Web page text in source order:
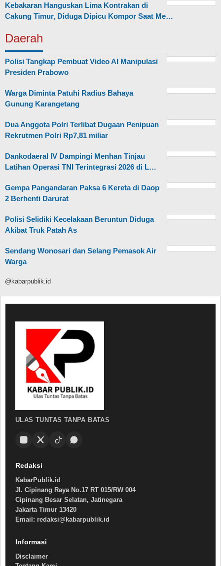
Kebakaran Hanguskan Lima Kontrakan di
Cakung Timur, Diduga Dipicu Kompor Saat Me…
Daerah
Polisi Tangkap Pembuat Video AI Manipulasi
Presiden Prabowo
Warga Diminta Patuhi Radius Bahaya
Gunung Karangetang
Dua Anggota Polri Terlibat Dugaan Penipuan
Rekrutmen Polri Rp7,81 miliar
Dankodaeral IV Dampingi Menhan Tinjau
Latihan Operasi TNI Terintegrasi 2026 di L…
Gempa Pangandaran Paksa 6 Kereta di Daop
2 Berhenti Darurat
Polisi Selidiki Kecelakaan Beruntun Diduga
Akibat Truk Patah As
Sendang Wonosari dan Selang Pemasok Air
Warga
@kabarpublik.id
ULAS TUNTAS TANPA BATAS
Redaksi
KabarPublik.id
Jl. Cipinang Raya No.17 RT 015/RW 004
Cipinang Besar Selatan, Jatinegara
Jakarta Timur 13420
Email: redaksi@kabarpublik.id
Informasi
Disclaimer